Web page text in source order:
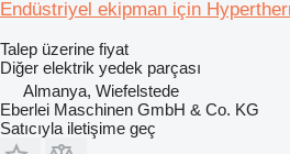
Endüstriyel ekipman için
Talep üzerine fiyat
Diğer elektrik yedek parçası
Almanya, Wiefelstede
Eberlei Maschinen GmbH & Co. KG
Satıcıyla iletişime geç